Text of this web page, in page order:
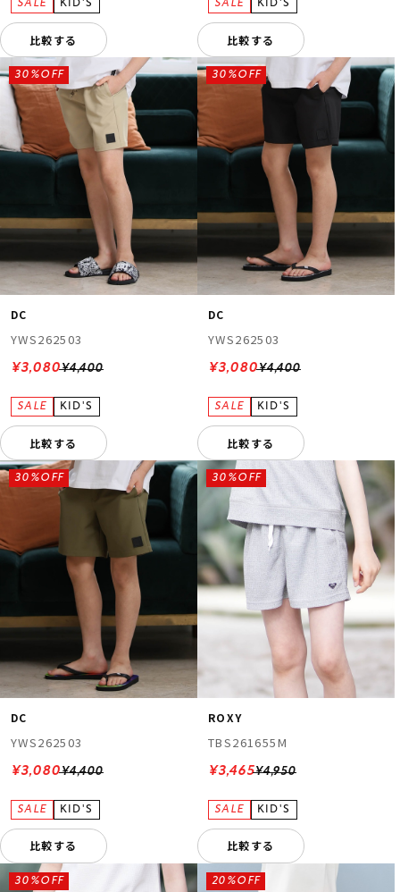
比較する 比較する
DC
YWS262503
¥4,400
30%OFF
¥3,080
比較する
DC
YWS262503
¥4,400
30%OFF
¥3,080
比較する
DC
YWS262503
¥4,400
30%OFF
¥3,080
比較する
ROXY
TBS261655M
¥4,950
30%OFF
¥3,465
比較する
30%OFF 20%OFF